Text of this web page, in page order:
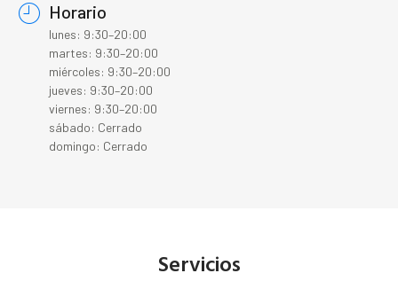
Horario
lunes: 9:30–20:00
martes: 9:30–20:00
miércoles: 9:30–20:00
jueves: 9:30–20:00
viernes: 9:30–20:00
sábado: Cerrado
domingo: Cerrado
Servicios